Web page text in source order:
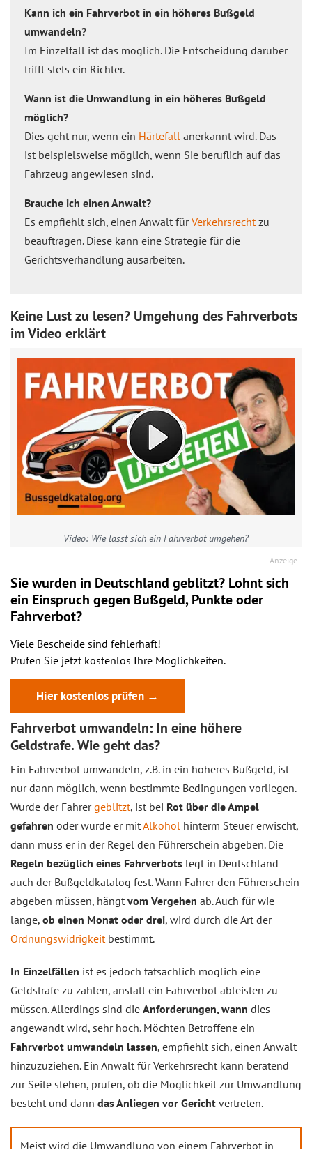
Kann ich ein Fahrverbot in ein höheres Bußgeld
umwandeln?
Im Einzelfall ist das möglich. Die Entscheidung darüber
trifft stets ein Richter.
Wann ist die Umwandlung in ein höheres Bußgeld
möglich?
Dies geht nur, wenn ein Härtefall anerkannt wird. Das
ist beispielsweise möglich, wenn Sie beruflich auf das
Fahrzeug angewiesen sind.
Brauche ich einen Anwalt?
Es empfiehlt sich, einen Anwalt fürVerkehrsrechtzu
beauftragen. Diese kann eine Strategie für die
Gerichtsverhandlung ausarbeiten.
Keine Lust zu lesen? Umgehung des Fahrverbots
im Video erklärt
Video: Wie lässt sich ein Fahrverbot umgehen?
Sie wurden in Deutschland geblitzt? Lohnt sich
ein Einspruch gegen Bußgeld, Punkte oder
Fahrverbot?
Viele Bescheide sind fehlerhaft!
Prüfen Sie jetzt kostenlos Ihre Möglichkeiten.
Hier kostenlos prüfen →
Fahrverbot umwandeln: In eine höhere
Geldstrafe. Wie geht das?
Ein Fahrverbot umwandeln, z.B. in ein höheres Bußgeld, ist
nur dann möglich, wenn bestimmte Bedingungen vorliegen.
Wurde der Fahrergeblitzt, ist bei Rot über die Ampel
gefahren oder wurde er mitAlkohol hinterm Steuer erwischt,
dann muss er in der Regel den Führerschein abgeben. Die
Regeln bezüglich eines Fahrverbots legt in Deutschland
auch der Bußgeldkatalog fest. Wann Fahrer den Führerschein
abgeben müssen, hängt vom Vergehen ab. Auch für wie
lange, ob einen Monat oder drei, wird durch die Art der
Ordnungswidrigkeitbestimmt.
In Einzelfällen ist es jedoch tatsächlich möglich eine
Geldstrafe zu zahlen, anstatt ein Fahrverbot ableisten zu
müssen. Allerdings sind die Anforderungen, wann dies
angewandt wird, sehr hoch. Möchten Betroffene ein
Fahrverbot umwandeln lassen, empfiehlt sich, einen Anwalt
hinzuzuziehen. Ein Anwalt für Verkehrsrecht kann beratend
zur Seite stehen, prüfen, ob die Möglichkeit zur Umwandlung
besteht und dann das Anliegen vor Gericht vertreten.
Meist wird die Umwandlung von einem Fahrverbot in